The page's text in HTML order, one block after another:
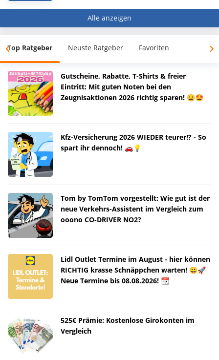
Alle anzeigen
Top Ratgeber Neuste Ratgeber Favoriten
Gutscheine, Rabatte, T-Shirts & freier
Eintritt: Mit guten Noten bei den
Zeugnisaktionen 2026 richtig sparen! 😀🤩
Kfz-Versicherung 2026 WIEDER teurer!? - So
spart ihr dennoch! 🚗💡
Tom by TomTom vorgestellt: Wie gut ist der
neue Verkehrs-Assistent im Vergleich zum
ooono CO-DRIVER NO2?
Lidl Outlet Termine im August - hier können
RICHTIG krasse Schnäppchen warten! 😀🚀
Neue Termine bis 08.08.2026! 📆
525€ Prämie: Kostenlose Girokonten im
Vergleich